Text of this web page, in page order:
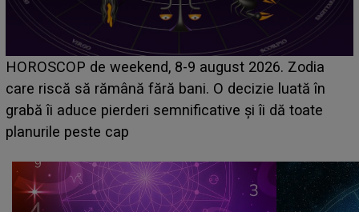
Emanuel a ținut ACEST DETALIU ASCUNS până
acum! În fața Alexandrei, concurentul din Casa Iubirii
face o MĂRTURISIRE NEAȘTEPTATĂ despre mama
sa: "I-am spus și ei în față, eu nu te iubesc pentru